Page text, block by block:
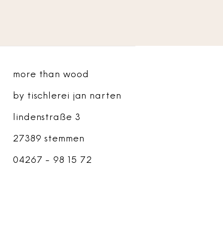
more than wood
by tischlerei jan narten
lindenstraße 3
27389 stemmen
04267 - 98 15 72